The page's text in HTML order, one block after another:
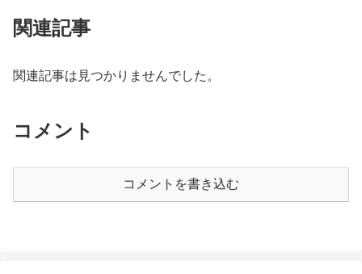
関連記事
関連記事は見つかりませんでした。
コメント
コメントを書き込む